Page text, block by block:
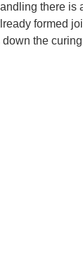
there
formed
the